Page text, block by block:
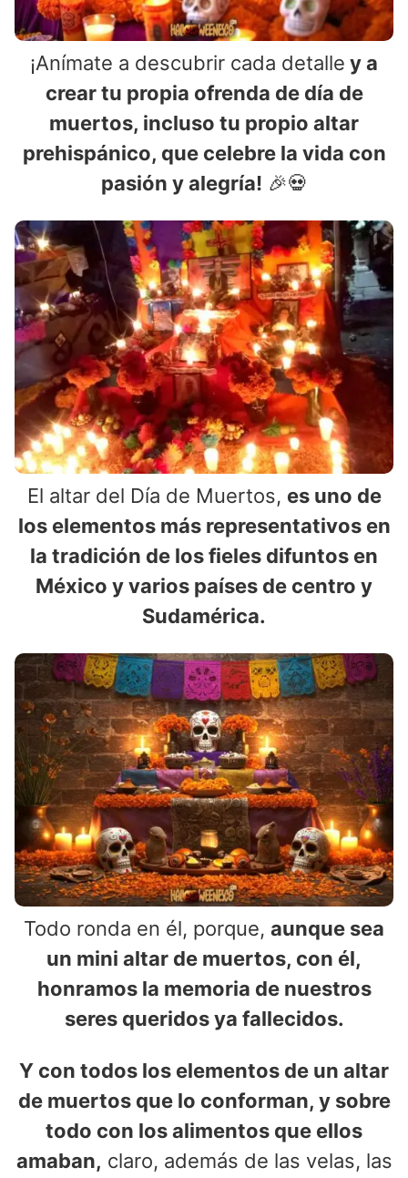
¡Anímate a descubrir cada detalle y a
crear tu propia ofrenda de día de
muertos, incluso tu propio altar
prehispánico, que celebre la vida con
pasión y alegría! 🎉💀
El altar del Día de Muertos, es uno de
los elementos más representativos en
la tradición de los fieles difuntos en
México y varios países de centro y
Sudamérica.
Todo ronda en él, porque, aunque sea
un mini altar de muertos, con él,
honramos la memoria de nuestros
seres queridos ya fallecidos.
Y con todos los elementos de un altar
de muertos que lo conforman, y sobre
todo con los alimentos que ellos
amaban, claro, además de las velas, las